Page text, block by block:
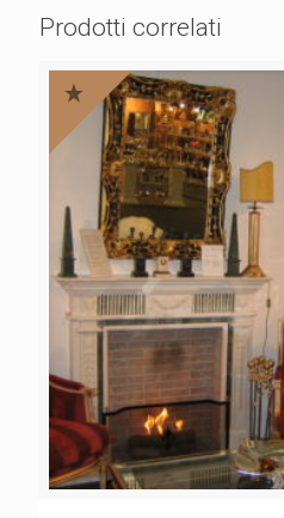
Prodotti correlati